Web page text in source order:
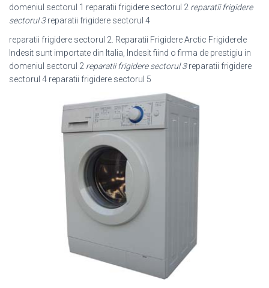
domeniul sectorul 1 reparatii frigidere sectorul 2 reparatii frigidere
sectorul 3reparatii frigidere sectorul 4
reparatii frigidere sectorul 2. Reparatii Frigidere Arctic Frigiderele
Indesit sunt importate din Italia, Indesit fiind o firma de prestigiu in
domeniul sectorul 2 reparatii frigidere sectorul 3reparatii frigidere
sectorul 4 reparatii frigidere sectorul 5